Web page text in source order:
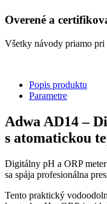
Overené a
Všetky návody priamo pri
Popis produktu
Parametre
Adwa AD14 –
s atomatickou
Digitálny pH a ORP
sa spája profesionálna
Tento praktický